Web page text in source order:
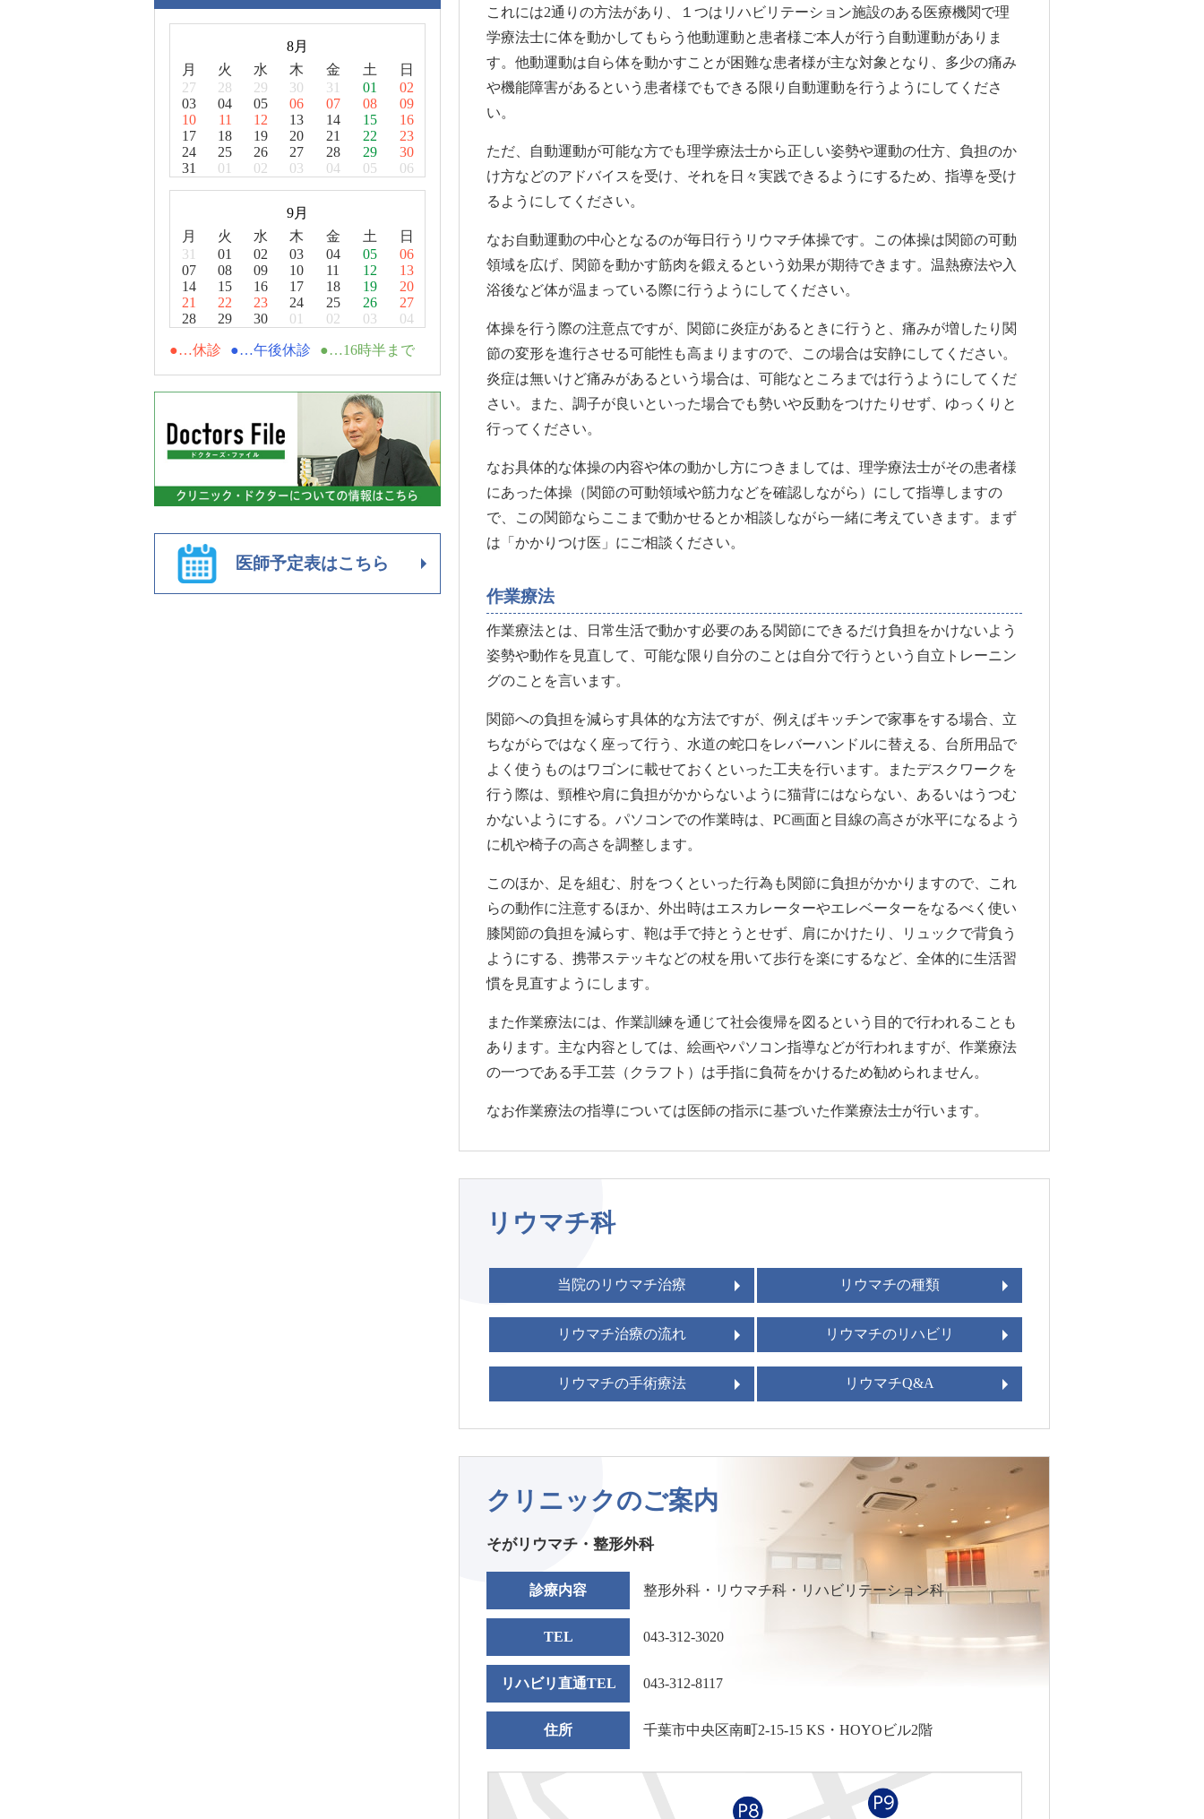
これには2通りの方法があり、１つはリハビリテーション施設のある医療機関で理
学療法士に体を動かしてもらう他動運動と患者様ご本人が行う自動運動がありま
す。他動運動は自ら体を動かすことが困難な患者様が主な対象となり、多少の痛み
や機能障害があるという患者様でもできる限り自動運動を行うようにしてくださ
い。
ただ、自動運動が可能な方でも理学療法士から正しい姿勢や運動の仕方、負担のか
け方などのアドバイスを受け、それを日々実践できるようにするため、指導を受け
るようにしてください。
なお自動運動の中心となるのが毎日行うリウマチ体操です。この体操は関節の可動
領域を広げ、関節を動かす筋肉を鍛えるという効果が期待できます。温熱療法や入
浴後など体が温まっている際に行うようにしてください。
体操を行う際の注意点ですが、関節に炎症があるときに行うと、痛みが増したり関
節の変形を進行させる可能性も高まりますので、この場合は安静にしてください。
炎症は無いけど痛みがあるという場合は、可能なところまでは行うようにしてくだ
さい。また、調子が良いといった場合でも勢いや反動をつけたりせず、ゆっくりと
行ってください。
なお具体的な体操の内容や体の動かし方につきましては、理学療法士がその患者様
にあった体操（関節の可動領域や筋力などを確認しながら）にして指導しますの
で、この関節ならここまで動かせるとか相談しながら一緒に考えていきます。まず
は「かかりつけ医」にご相談ください。
作業療法
作業療法とは、日常生活で動かす必要のある関節にできるだけ負担をかけないよう
姿勢や動作を見直して、可能な限り自分のことは自分で行うという自立トレーニン
グのことを言います。
関節への負担を減らす具体的な方法ですが、例えばキッチンで家事をする場合、立
ちながらではなく座って行う、水道の蛇口をレバーハンドルに替える、台所用品で
よく使うものはワゴンに載せておくといった工夫を行います。またデスクワークを
行う際は、頸椎や肩に負担がかからないように猫背にはならない、あるいはうつむ
かないようにする。パソコンでの作業時は、PC画面と目線の高さが水平になるよう
に机や椅子の高さを調整します。
このほか、足を組む、肘をつくといった行為も関節に負担がかかりますので、これ
らの動作に注意するほか、外出時はエスカレーターやエレベーターをなるべく使い
膝関節の負担を減らす、鞄は手で持とうとせず、肩にかけたり、リュックで背負う
ようにする、携帯ステッキなどの杖を用いて歩行を楽にするなど、全体的に生活習
慣を見直すようにします。
また作業療法には、作業訓練を通じて社会復帰を図るという目的で行われることも
あります。主な内容としては、絵画やパソコン指導などが行われますが、作業療法
の一つである手工芸（クラフト）は手指に負荷をかけるため勧められません。
なお作業療法の指導については医師の指示に基づいた作業療法士が行います。
リウマチ科
当院のリウマチ治療 リウマチの種類
リウマチ治療の流れ リウマチのリハビリ
リウマチの手術療法 リウマチQ&A
クリニックのご案内
そがリウマチ・整形外科
診療内容 整形外科・リウマチ科・リハビリテーション科
TEL 043-312-3020
リハビリ直通TEL 043-312-8117
住所 千葉市中央区南町2-15-15 KS・HOYOビル2階
8月
月
火 水 木 金 土
日
27
28 29 30 31 01
02
03
04 05 06 07 08
09
10
11 12 13 14 15
16
17
18 19 20 21 22
23
24
25 26 27 28 29
30
31
01 02 03 04 05 06
9月
月
火 水 木 金 土
日
31
01 02 03 04 05
06
07
08 09 10 11 12
13
14
15 16 17 18 19
20
21
22 23 24 25 26
27
28
29 30 01 02 03 04
休診 午後休診 16時半まで
医師予定表はこちら